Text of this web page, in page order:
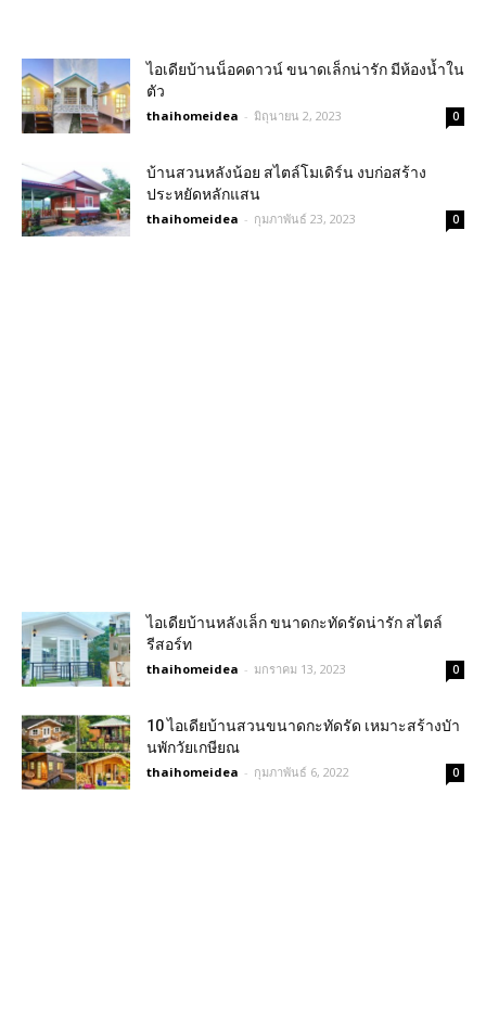
ไอเดียบ้านน็อคดาวน์ ขนาดเล็กน่ารัก มีห้องน้ำใน
ตัว
thaihomeidea - มิถุนายน 2, 2023 0
บ้านสวนหลังน้อย สไตล์โมเดิร์น งบก่อสร้าง
ประหยัดหลักแสน
thaihomeidea - กุมภาพันธ์ 23, 2023 0
ไอเดียบ้านหลังเล็ก ขนาดกะทัดรัดน่ารัก สไตล์
รีสอร์ท
thaihomeidea - มกราคม 13, 2023 0
10 ไอเดียบ้านสวนขนาดกะทัดรัด เหมาะสร้างบัา
นพักวัยเกษียณ
thaihomeidea - กุมภาพันธ์ 6, 2022 0